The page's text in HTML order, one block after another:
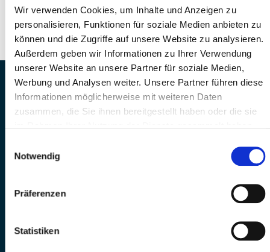
Wir verwenden Cookies, um Inhalte und Anzeigen zu
personalisieren, Funktionen für soziale Medien anbieten zu
können und die Zugriffe auf unsere Website zu analysieren.
Außerdem geben wir Informationen zu Ihrer Verwendung
unserer Website an unsere Partner für soziale Medien,
Werbung und Analysen weiter. Unsere Partner führen diese
Informationen möglicherweise mit weiteren Daten
zusammen, die Sie ihnen bereitgestellt haben oder die sie
Notwendig
Präferenzen
Statistiken
Téléphone: +41 41 260 33 67
E-Mail: info@mssports.ch
MS Sports AG • Sonnenrain 3b • CH-6221
Rickenbach
Telefon: +41 41 260 33 67 • E-